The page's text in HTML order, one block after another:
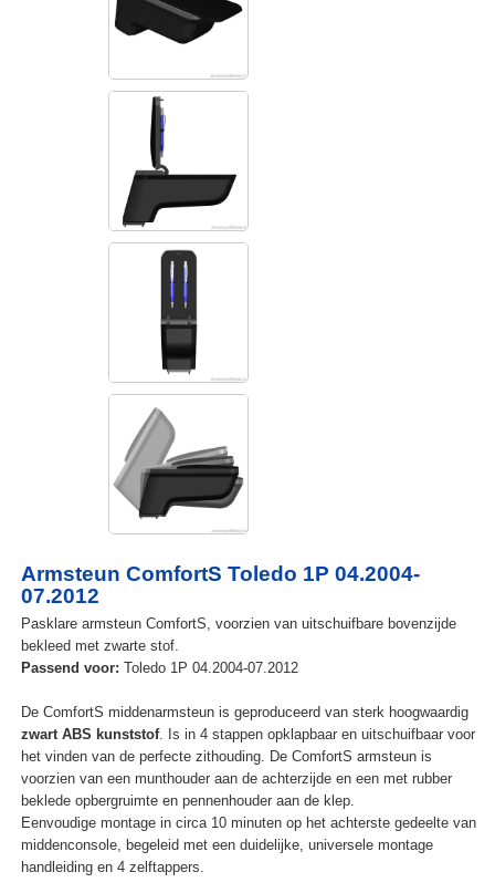
Armsteun ComfortS Toledo 1P 04.2004-
07.2012
Pasklare armsteun ComfortS, voorzien van uitschuifbare bovenzijde
bekleed met zwarte stof.
Passend voor: Toledo 1P 04.2004-07.2012
De ComfortS middenarmsteun is geproduceerd van sterk hoogwaardig
zwart ABS kunststof. Is in 4 stappen opklapbaar en uitschuifbaar voor
het vinden van de perfecte zithouding. De ComfortS armsteun is
voorzien van een munthouder aan de achterzijde en een met rubber
beklede opbergruimte en pennenhouder aan de klep.
Eenvoudige montage in circa 10 minuten op het achterste gedeelte van
middenconsole, begeleid met een duidelijke, universele montage
handleiding en 4 zelftappers.